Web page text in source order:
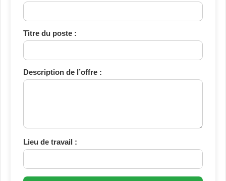
Titre du poste :
Description de l’offre :
Lieu de travail :